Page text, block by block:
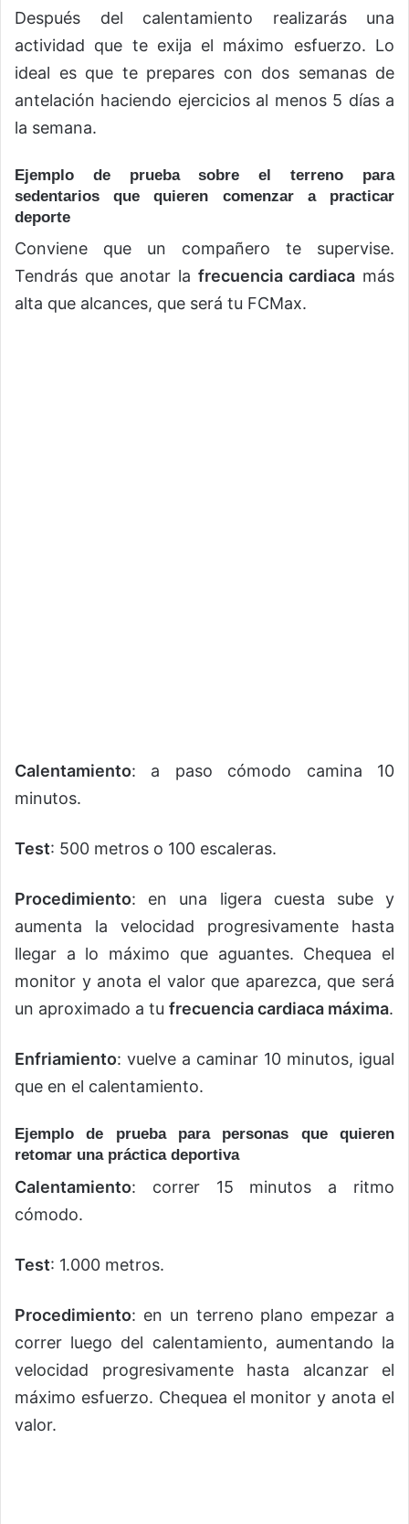
Después del calentamiento realizarás una
actividad que te exija el máximo esfuerzo. Lo
ideal es que te prepares con dos semanas de
antelación haciendo ejercicios al menos 5 días a
la semana.
Ejemplo de prueba sobre el terreno para
sedentarios que quieren comenzar a practicar
deporte
Conviene que un compañero te supervise.
Tendrás que anotar la frecuencia cardiaca más
alta que alcances, que será tu FCMax.
Calentamiento: a paso cómodo camina 10
minutos.
Test: 500 metros o 100 escaleras.
Procedimiento: en una ligera cuesta sube y
aumenta la velocidad progresivamente hasta
llegar a lo máximo que aguantes. Chequea el
monitor y anota el valor que aparezca, que será
un aproximado a tu frecuencia cardiaca máxima.
Enfriamiento: vuelve a caminar 10 minutos, igual
que en el calentamiento.
Ejemplo de prueba para personas que quieren
retomar una práctica deportiva
Calentamiento: correr 15 minutos a ritmo
cómodo.
Test: 1.000 metros.
Procedimiento: en un terreno plano empezar a
correr luego del calentamiento, aumentando la
velocidad progresivamente hasta alcanzar el
máximo esfuerzo. Chequea el monitor y anota el
valor.